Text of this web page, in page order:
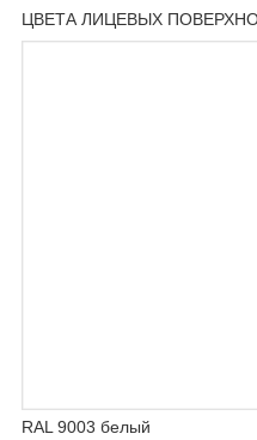
ЦВЕТА ЛИЦЕВЫХ
RAL 9003 белый